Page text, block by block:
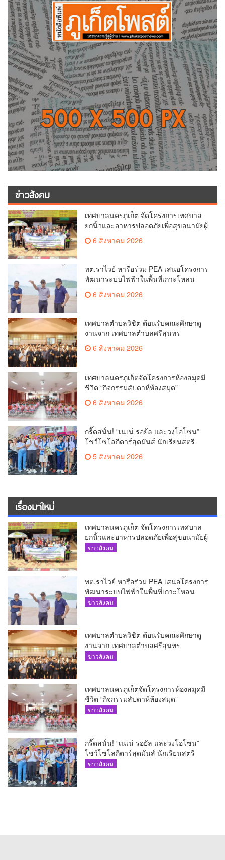
ข่าวสังคม
เทศบาลนครภูเก็ต จัดโครงการเทศบาล
ยกนิ้วและอาหารปลอดภัยเพื่อสุขอนามัยผู้
6 สิงหาคม 2026
ทต.ราไวย์ หารือร่วม PEA เสนอโครงการ
พัฒนาระบบไฟฟ้าในพื้นที่เกาะโหลน
6 สิงหาคม 2026
เทศบาลตำบลวิชิต ต้อนรับคณะศึกษาดู
งานจาก เทศบาลตำบลศรีสุนทร
6 สิงหาคม 2026
เทศบาลนครภูเก็ตจัดโครงการห้องสมุดมี
ชีวิต “กิจกรรมสัปดาห์ห้องสมุด”
6 สิงหาคม 2026
กรี๊ดสนั่น! “เนเน่ รอยัล และวงโอโซน”
โชว์โซโลกีตาร์สุดมันส์ นักเรียนสตรี
5 สิงหาคม 2026
เรื่องมาใหม่
เทศบาลนครภูเก็ต จัดโครงการเทศบาล
ยกนิ้วและอาหารปลอดภัยเพื่อสุขอนามัยผู้
บริโภค
ข่าวสังคม
ทต.ราไวย์ หารือร่วม PEA เสนอโครงการ
พัฒนาระบบไฟฟ้าในพื้นที่เกาะโหลน
ข่าวสังคม
เทศบาลตำบลวิชิต ต้อนรับคณะศึกษาดู
งานจาก เทศบาลตำบลศรีสุนทร
ข่าวสังคม
เทศบาลนครภูเก็ตจัดโครงการห้องสมุดมี
ชีวิต “กิจกรรมสัปดาห์ห้องสมุด”
ข่าวสังคม
กรี๊ดสนั่น! “เนเน่ รอยัล และวงโอโซน”
โชว์โซโลกีตาร์สุดมันส์ นักเรียนสตรี
ภูเก็ตนั่งไม่ติด ทั้งเต้น-ร้อง
ข่าวสังคม